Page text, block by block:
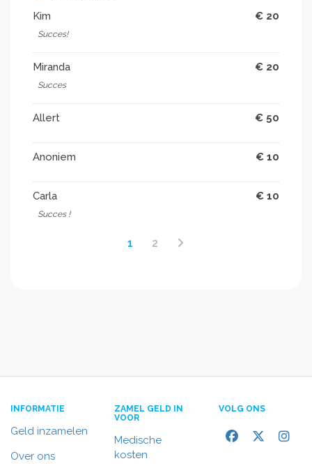
Kim € 20
Succes!
Miranda € 20
Succes
Allert € 50
Anoniem € 10
Carla € 10
Succes !
1 2
INFORMATIE
Geld inzamelen
Over ons
ZAMEL GELD IN
VOOR
Medische
kosten
VOLG ONS